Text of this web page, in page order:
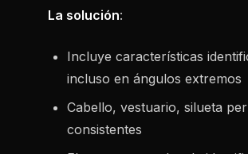
La solución:
Incluye características
incluso en ángulos extremos
Cabello, vestuario, silueta
consistentes